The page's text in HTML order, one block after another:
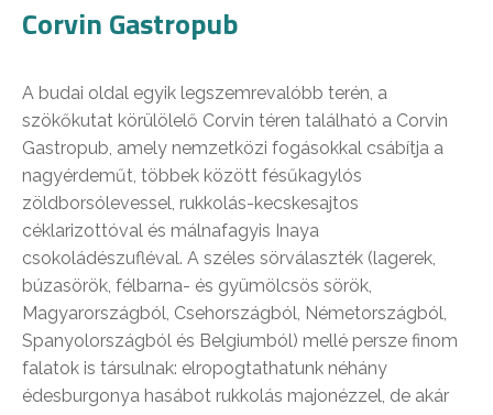
Corvin Gastropub
A budai oldal egyik legszemrevalóbb terén, a
szökőkutat körülölelő Corvin téren található a Corvin
Gastropub, amely nemzetközi fogásokkal csábítja a
nagyérdeműt, többek között fésűkagylós
zöldborsólevessel, rukkolás-kecskesajtos
céklarizottóval és málnafagyis Inaya
csokoládészufléval. A széles sörválaszték (lagerek,
búzasörök, félbarna- és gyümölcsös sörök,
Magyarországból, Csehországból, Németországból,
Spanyolországból és Belgiumból) mellé persze finom
falatok is társulnak: elropogtathatunk néhány
édesburgonya hasábot rukkolás majonézzel, de akár